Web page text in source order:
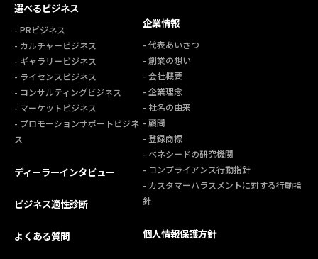
選べるビジネス
- PRビジネス
- カルチャービジネス
- ギャラリービジネス
- ライセンスビジネス
- コンサルティングビジネス
- マーケットビジネス
- プロモーションサポートビジネ
ス
ディーラーインタビュー
ビジネス適性診断
よくある質問
企業情報
- 代表あいさつ
- 創業の想い
- 会社概要
- 企業理念
- 社名の由来
- 顧問
- 登録商標
- ベネシードの研究機関
- コンプライアンス行動指針
- カスタマーハラスメントに対する行動指
針
個人情報保護方針